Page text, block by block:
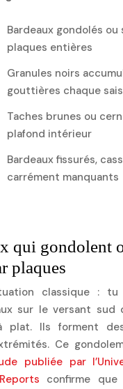
Bardeaux gondolés ou
plaques entières
Granules noirs
gouttières chaque
Taches brunes ou
plafond intérieur
Bardeaux fissurés,
carrément manquants
qui gondolent
plaques
classique : tu
sur le versant sud
plat. Ils forment
Ce
publiée par
confirme